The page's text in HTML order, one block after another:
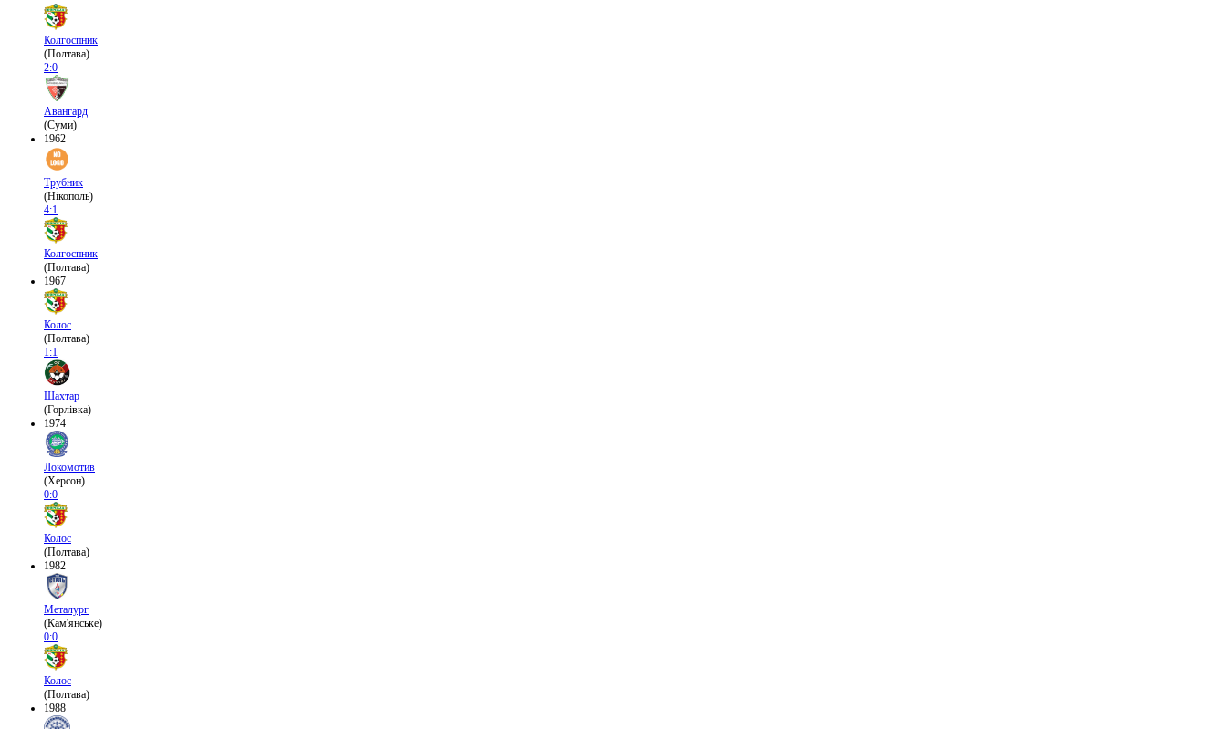
Колгоспник
(Полтава)
2:0
Авангард
(Суми)
1962
Трубник
(Нікополь)
4:1
Колгоспник
(Полтава)
1967
Колос
(Полтава)
1:1
Шахтар
(Горлівка)
1974
Локомотив
(Херсон)
0:0
Колос
(Полтава)
1982
Металург
(Кам'янське)
0:0
Колос
(Полтава)
1988